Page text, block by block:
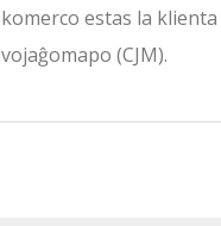
komerco estas la klienta
vojaĝomapo (CJM).